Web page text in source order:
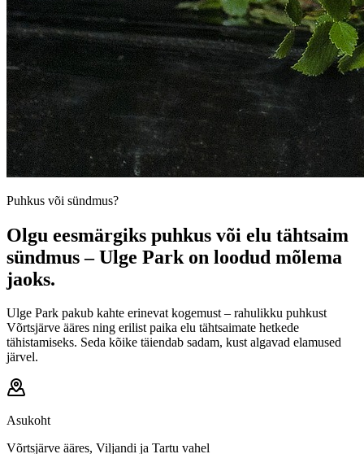
Puhkus või sündmus?
Olgu eesmärgiks puhkus või elu tähtsaim
sündmus – Ulge Park on loodud mõlema
jaoks.
Ulge Park pakub kahte erinevat kogemust – rahulikku puhkust
Võrtsjärve ääres ning erilist paika elu tähtsaimate hetkede
tähistamiseks. Seda kõike täiendab sadam, kust algavad elamused
järvel.
Asukoht
Võrtsjärve ääres, Viljandi ja Tartu vahel